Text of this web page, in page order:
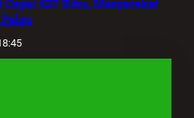
637 Ribu, Masyarakat